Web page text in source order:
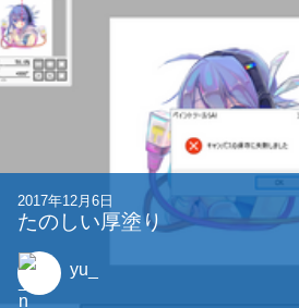
2017年12月6日
たのしい厚塗り
yu_